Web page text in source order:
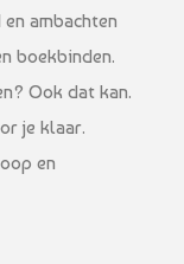
ambachten
boekbinden.
Ook dat kan.
je klaar.
en